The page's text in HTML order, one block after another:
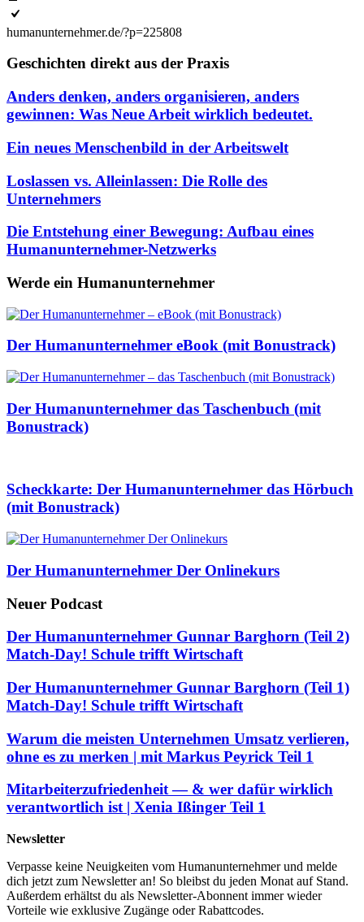
humanunternehmer.de/?p=225808
Geschichten direkt aus der Praxis
Anders denken, anders organisieren, anders
gewinnen: Was Neue Arbeit wirklich bedeutet.
Ein neues Menschenbild in der Arbeitswelt
Loslassen vs. Alleinlassen: Die Rolle des
Unternehmers
Die Entstehung einer Bewegung: Aufbau eines
Humanunternehmer-Netzwerks
Werde ein Humanunternehmer
Der Humanunternehmer eBook (mit Bonustrack)
Der Humanunternehmer das Taschenbuch (mit
Bonustrack)
Scheckkarte: Der Humanunternehmer das Hörbuch
(mit Bonustrack)
Der Humanunternehmer Der Onlinekurs
Neuer Podcast
Der Humanunternehmer Gunnar Barghorn (Teil 2)
Match-Day! Schule trifft Wirtschaft
Der Humanunternehmer Gunnar Barghorn (Teil 1)
Match-Day! Schule trifft Wirtschaft
Warum die meisten Unternehmen Umsatz verlieren,
ohne es zu merken | mit Markus Peyrick Teil 1
Mitarbeiterzufriedenheit — & wer dafür wirklich
verantwortlich ist | Xenia Ißinger Teil 1
Newsletter
Verpasse keine Neuigkeiten vom Humanunternehmer und melde
dich jetzt zum Newsletter an! So bleibst du jeden Monat auf Stand.
Außerdem erhältst du als Newsletter-Abonnent immer wieder
Vorteile wie exklusive Zugänge oder Rabattcodes.